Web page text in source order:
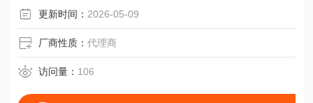
水稻、小麦、玉米、大豆、棉花拟。
更新时间： 2026-05-09
厂商性质：代理商
访问量： 106